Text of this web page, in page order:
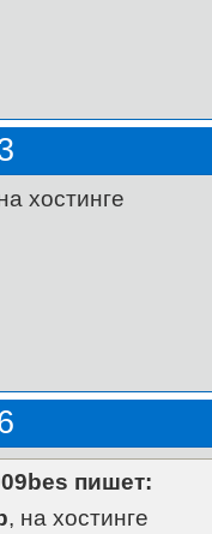
хостинге
пишет:
, на хостинге